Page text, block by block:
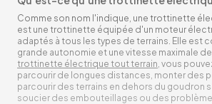
Comme son nom l'indique, une trottinette
est une trottinette équipée d'un moteur
adaptés à tous les types de terrains. Elle est
grande autonomie et une vitesse maximale de
trottinette électrique tout terrain, vous
parcourir de longues distances, monter des
parcourir des terrains en dehors du goudron
soucier des embouteillages ou des